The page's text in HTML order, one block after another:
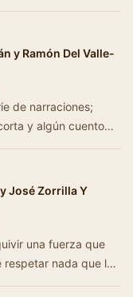
y Ramón Del Valle-
de narraciones;
y algún cuento
José Zorrilla Y
una fuerza que
respetar nada que le